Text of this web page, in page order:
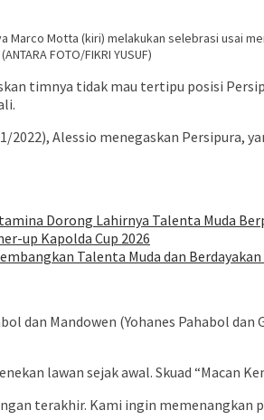
Motta (kiri) melakukan selebrasi usai
FOTO/FIKRI YUSUF)
timnya tidak mau tertipu posisi
Alessio menegaskan Persipura,
Dorong Lahirnya Talenta Muda
up Kapolda Cup 2026
Talenta Muda dan Berdayakan
dan Mandowen (Yohanes Pahabol
lawan sejak awal. Skuad “Macan
terakhir. Kami ingin memenangkan